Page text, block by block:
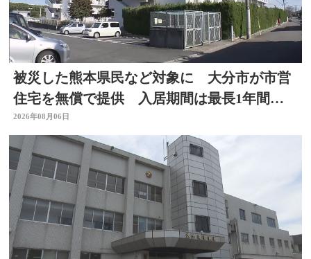
被災した熊本県民など対象に 大分市が市営
住宅を無償で提供 入居期間は最長1年間
【令和8年熊本地震】
2026年08月06日